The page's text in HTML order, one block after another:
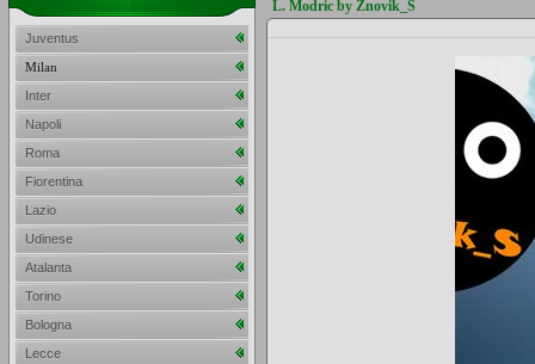
L. Modric by Znovik_S
Juventus
Milan
Inter
Napoli
Roma
Fiorentina
Lazio
Udinese
Atalanta
Torino
Bologna
Lecce